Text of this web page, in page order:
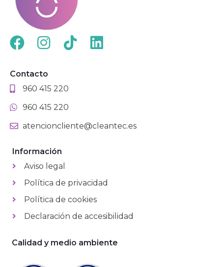
Contacto
960 415 220
960 415 220
atencioncliente@cleantec.es
Información
Aviso legal
Política de privacidad
Política de cookies
Declaración de accesibilidad
Calidad y medio ambiente